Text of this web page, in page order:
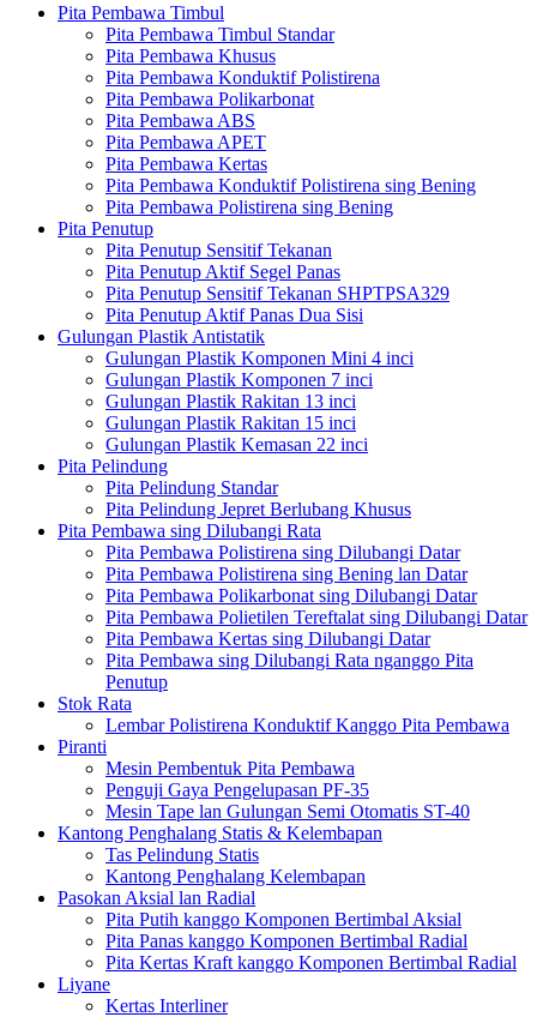
Pita Pembawa Timbul
Pita Pembawa Timbul Standar
Pita Pembawa Khusus
Pita Pembawa Konduktif Polistirena
Pita Pembawa Polikarbonat
Pita Pembawa ABS
Pita Pembawa APET
Pita Pembawa Kertas
Pita Pembawa Konduktif Polistirena sing Bening
Pita Pembawa Polistirena sing Bening
Pita Penutup
Pita Penutup Sensitif Tekanan
Pita Penutup Aktif Segel Panas
Pita Penutup Sensitif Tekanan SHPTPSA329
Pita Penutup Aktif Panas Dua Sisi
Gulungan Plastik Antistatik
Gulungan Plastik Komponen Mini 4 inci
Gulungan Plastik Komponen 7 inci
Gulungan Plastik Rakitan 13 inci
Gulungan Plastik Rakitan 15 inci
Gulungan Plastik Kemasan 22 inci
Pita Pelindung
Pita Pelindung Standar
Pita Pelindung Jepret Berlubang Khusus
Pita Pembawa sing Dilubangi Rata
Pita Pembawa Polistirena sing Dilubangi Datar
Pita Pembawa Polistirena sing Bening lan Datar
Pita Pembawa Polikarbonat sing Dilubangi Datar
Pita Pembawa Polietilen Tereftalat sing Dilubangi Datar
Pita Pembawa Kertas sing Dilubangi Datar
Pita Pembawa sing Dilubangi Rata nganggo Pita
Penutup
Stok Rata
Lembar Polistirena Konduktif Kanggo Pita Pembawa
Piranti
Mesin Pembentuk Pita Pembawa
Penguji Gaya Pengelupasan PF-35
Mesin Tape lan Gulungan Semi Otomatis ST-40
Kantong Penghalang Statis & Kelembapan
Tas Pelindung Statis
Kantong Penghalang Kelembapan
Pasokan Aksial lan Radial
Pita Putih kanggo Komponen Bertimbal Aksial
Pita Panas kanggo Komponen Bertimbal Radial
Pita Kertas Kraft kanggo Komponen Bertimbal Radial
Liyane
Kertas Interliner